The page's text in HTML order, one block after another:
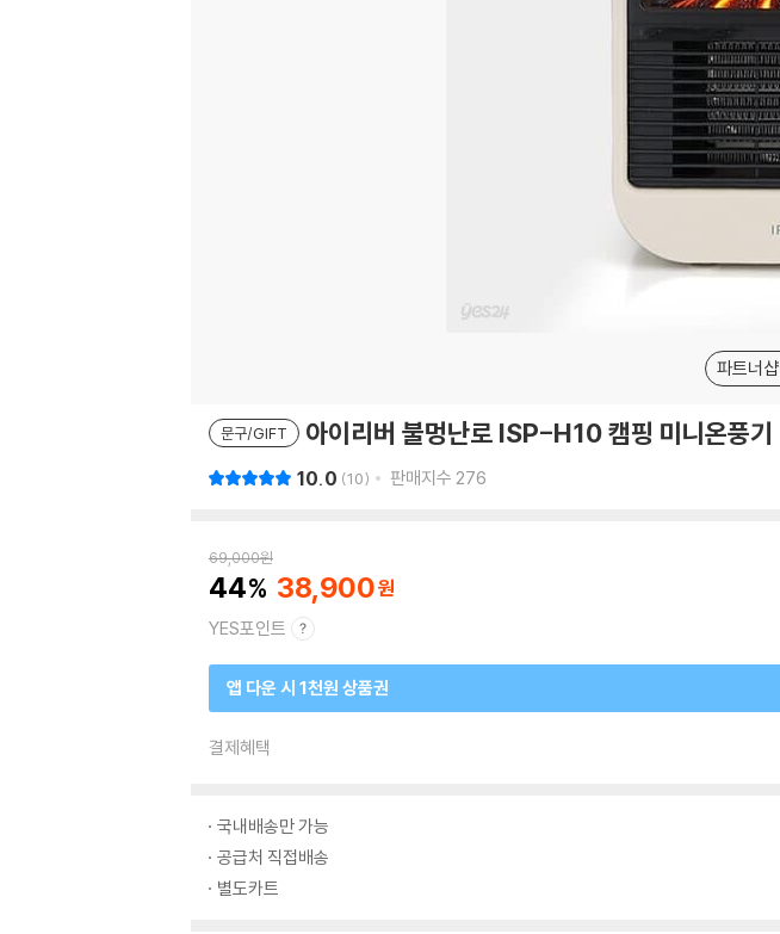
파트너샵
문구/GIFT 아이리버 불멍난로 ISP-H10 캠핑 미니온풍기
10.0 10 판매지수 276
69,000원
44 38,900
YES포인트
앱 다운 시 1천원 상품권
결제혜택
국내배송만 가능
공급처 직접배송
별도카트